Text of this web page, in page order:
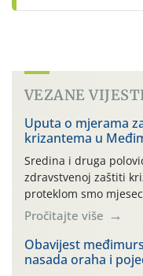
VEZANE
Uputa o mjerama
krizantema u
Sredina i druga
zdravstvenoj zaštiti
proteklom smo
preventivnim
uzročnika bolesti,
06.7.)! Na početku
povijesno i ekstremno
Pročitajte više
Obavijest
nasada oraha i